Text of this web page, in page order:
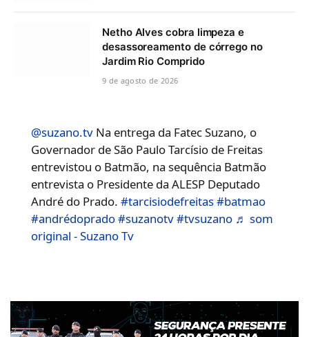
Netho Alves cobra limpeza e
desassoreamento de córrego no
Jardim Rio Comprido
9 de agosto de 2026
@suzano.tv Na entrega da Fatec Suzano, o
Governador de São Paulo Tarcísio de Freitas
entrevistou o Batmão, na sequência Batmão
entrevista o Presidente da ALESP Deputado
André do Prado.#tarcisiodefreitas#batmao
#andrédoprado#suzanotv#tvsuzano ♬ som
original - Suzano Tv